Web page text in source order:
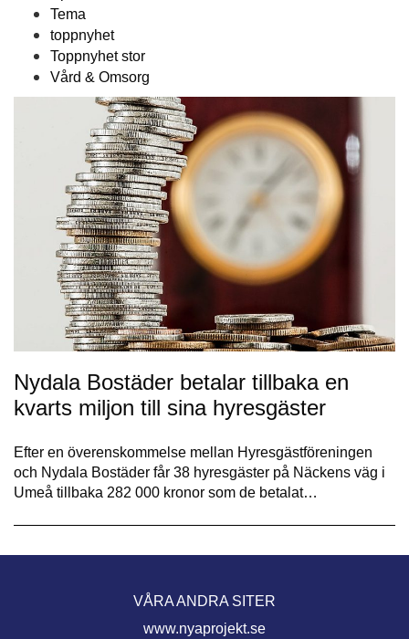
Tema
toppnyhet
Toppnyhet stor
Vård & Omsorg
Nydala Bostäder betalar tillbaka en
kvarts miljon till sina hyresgäster
Efter en överenskommelse mellan Hyresgästföreningen
och Nydala Bostäder får 38 hyresgäster på Näckens väg i
Umeå tillbaka 282 000 kronor som de betalat…
VÅRA ANDRA SITER
www.nyaprojekt.se